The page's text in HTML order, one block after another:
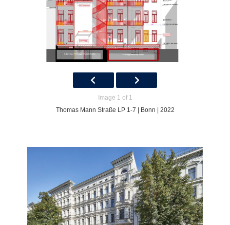
Image 1 of 1
Thomas Mann Straße LP 1-7 | Bonn | 2022